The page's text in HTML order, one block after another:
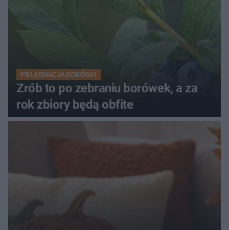
PIELĘGNACJA BORÓWKI
Zrób to po zebraniu borówek, a za
rok zbiory będą obfite